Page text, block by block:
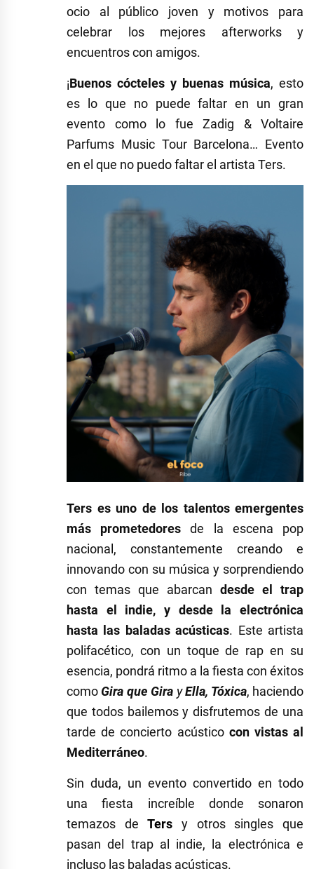
ocio al público joven y motivos para
celebrar los mejores afterworks y
encuentros con amigos.
¡Buenos cócteles y buenas música, esto
es lo que no puede faltar en un gran
evento como lo fue Zadig & Voltaire
Parfums Music Tour Barcelona… Evento
en el que no puedo faltar el artista Ters.
Ters es uno de los talentos emergentes
más prometedores de la escena pop
nacional, constantemente creando e
innovando con su música y sorprendiendo
con temas que abarcan desde el trap
hasta el indie, y desde la electrónica
hasta las baladas acústicas. Este artista
polifacético, con un toque de rap en su
esencia, pondrá ritmo a la fiesta con éxitos
como Gira que Gira yElla, Tóxica, haciendo
que todos bailemos y disfrutemos de una
tarde de concierto acústico con vistas al
Mediterráneo.
Sin duda, un evento convertido en todo
una fiesta increíble donde sonaron
temazos deTers
y otros singles que
pasan del trap al indie, la electrónica e
incluso las baladas acústicas.